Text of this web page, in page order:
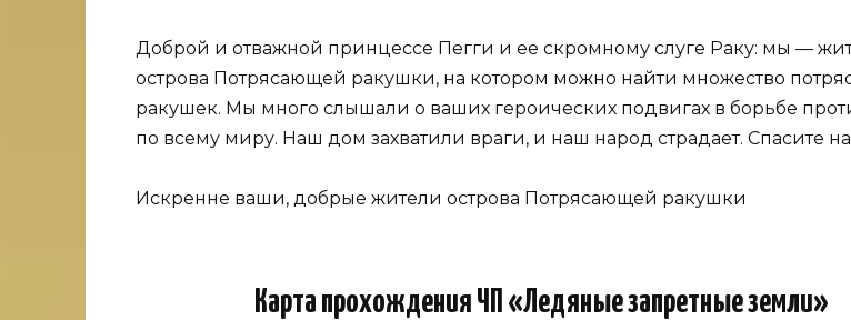
Доброй и отважной принцессе Пегги и ее скромному слуге Раку: мы —
острова Потрясающей ракушки, на котором можно найти множество
ракушек. Мы много слышали о ваших героических подвигах в борьбе
по всему миру. Наш дом захватили враги, и наш народ страдает. Спасите
Искренне ваши, добрые жители острова Потрясающей ракушки
Карта прохождения ЧП «Ледяные запретные земли»